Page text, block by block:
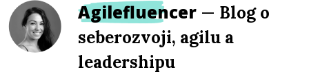
Agilefluencer — Blog o
seberozvoji, agilu a
leadershipu